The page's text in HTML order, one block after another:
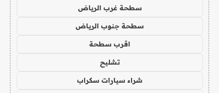
سطحة غرب الرياض
سطحة جنوب الرياض
اقرب سطحة
تشليح
شراء سيارات سكراب